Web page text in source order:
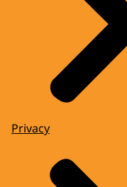
Privacy